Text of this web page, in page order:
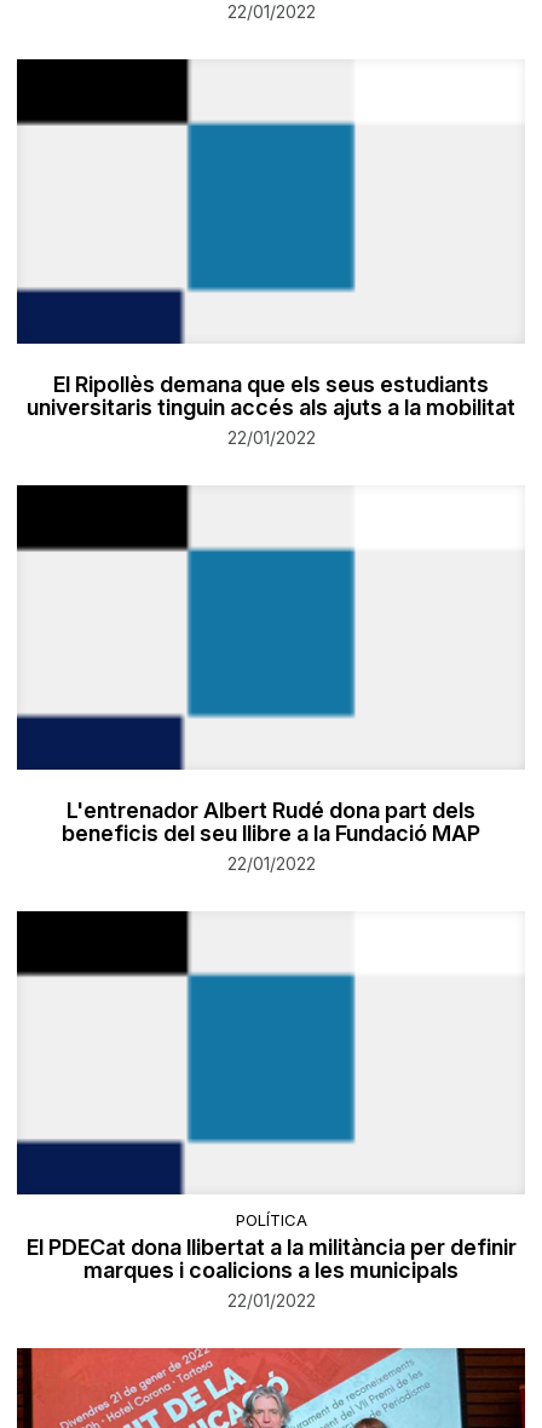
22/01/2022
El Ripollès demana que els seus estudiants
universitaris tinguin accés als ajuts a la mobilitat
22/01/2022
L'entrenador Albert Rudé dona part dels
beneficis del seu llibre a la Fundació MAP
22/01/2022
POLÍTICA
El PDECat dona llibertat a la militància per definir
marques i coalicions a les municipals
22/01/2022